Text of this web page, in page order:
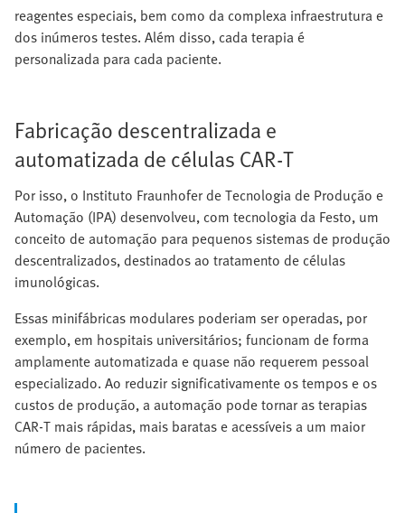
reagentes especiais, bem como da complexa infraestrutura e
dos inúmeros testes. Além disso, cada terapia é
personalizada para cada paciente.
Fabricação descentralizada e
automatizada de células CAR‑T
Por isso, o Instituto Fraunhofer de Tecnologia de Produção e
Automação (IPA) desenvolveu, com tecnologia da Festo, um
conceito de automação para pequenos sistemas de produção
descentralizados, destinados ao tratamento de células
imunológicas.
Essas minifábricas modulares poderiam ser operadas, por
exemplo, em hospitais universitários; funcionam de forma
amplamente automatizada e quase não requerem pessoal
especializado. Ao reduzir significativamente os tempos e os
custos de produção, a automação pode tornar as terapias
CAR‑T mais rápidas, mais baratas e acessíveis a um maior
número de pacientes.